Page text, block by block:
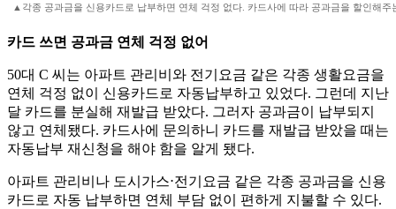
▲각종 공과금을 신용카드로 납부하면 연체 걱정 없다. 카드사에 따라 공과금을 할인해주
카드 쓰면 공과금 연체 걱정 없어
50대 C 씨는 아파트 관리비와 전기요금 같은 각종 생활요금을
연체 걱정 없이 신용카드로 자동납부하고 있었다. 그런데 지난
달 카드를 분실해 재발급 받았다. 그러자 공과금이 납부되지
않고 연체됐다. 카드사에 문의하니 카드를 재발급 받았을 때는
자동납부 재신청을 해야 함을 알게 됐다.
아파트 관리비나 도시가스⋅전기요금 같은 각종 공과금을 신용
카드로 자동 납부하면 연체 부담 없이 편하게 지불할 수 있다.